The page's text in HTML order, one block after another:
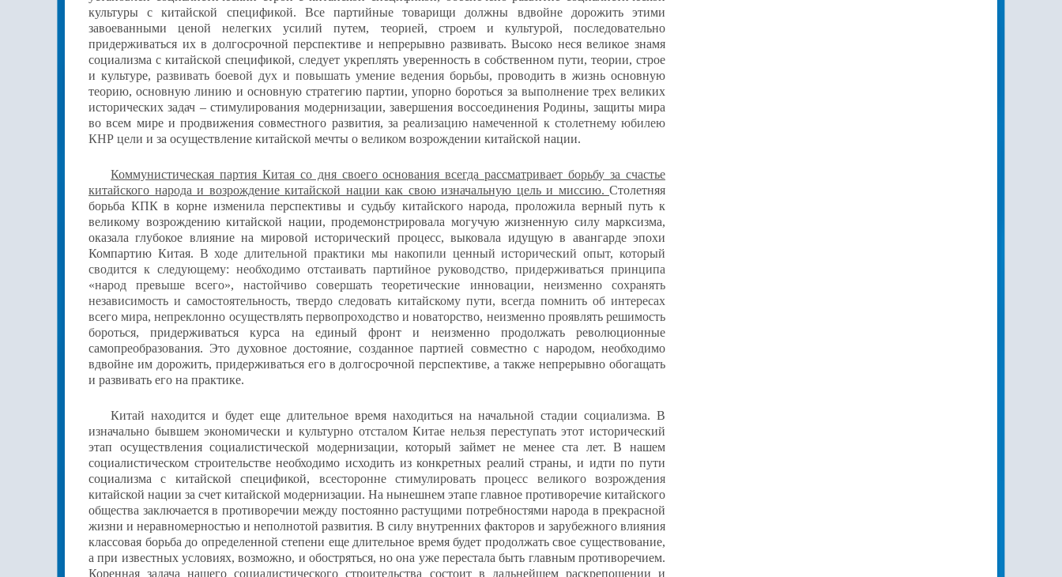
культуры с китайской спецификой. Все партийные товарищи должны вдвойне дорожить этими
завоеванными ценой нелегких усилий путем, теорией, строем и культурой, последовательно
придерживаться их в долгосрочной перспективе и непрерывно развивать. Высоко неся великое знамя
социализма с китайской спецификой, следует укреплять уверенность в собственном пути, теории, строе
и культуре, развивать боевой дух и повышать умение ведения борьбы, проводить в жизнь основную
теорию, основную линию и основную стратегию партии, упорно бороться за выполнение трех великих
исторических задач – стимулирования модернизации, завершения воссоединения Родины, защиты мира
во всем мире и продвижения совместного развития, за реализацию намеченной к столетнему юбилею
КНР цели и за осуществление китайской мечты о великом возрождении китайской нации.
Коммунистическая партия Китая со дня своего основания всегда рассматривает борьбу за счастье
китайского народа и возрождение китайской нации как свою изначальную цель и миссию. Столетняя
борьба КПК в корне изменила перспективы и судьбу китайского народа, проложила верный путь к
великому возрождению китайской нации, продемонстрировала могучую жизненную силу марксизма,
оказала глубокое влияние на мировой исторический процесс, выковала идущую в авангарде эпохи
Компартию Китая. В ходе длительной практики мы накопили ценный исторический опыт, который
сводится к следующему: необходимо отстаивать партийное руководство, придерживаться принципа
«народ превыше всего», настойчиво совершать теоретические инновации, неизменно сохранять
независимость и самостоятельность, твердо следовать китайскому пути, всегда помнить об интересах
всего мира, непреклонно осуществлять первопроходство и новаторство, неизменно проявлять решимость
бороться, придерживаться курса на единый фронт и неизменно продолжать революционные
самопреобразования. Это духовное достояние, созданное партией совместно с народом, необходимо
вдвойне им дорожить, придерживаться его в долгосрочной перспективе, а также непрерывно обогащать
и развивать его на практике.
Китай находится и будет еще длительное время находиться на начальной стадии социализма. В
изначально бывшем экономически и культурно отсталом Китае нельзя переступать этот исторический
этап осуществления социалистической модернизации, который займет не менее ста лет. В нашем
социалистическом строительстве необходимо исходить из конкретных реалий страны, и идти по пути
социализма с китайской спецификой, всесторонне стимулировать процесс великого возрождения
китайской нации за счет китайской модернизации. На нынешнем этапе главное противоречие китайского
общества заключается в противоречии между постоянно растущими потребностями народа в прекрасной
жизни и неравномерностью и неполнотой развития. В силу внутренних факторов и зарубежного влияния
классовая борьба до определенной степени еще длительное время будет продолжать свое существование,
а при известных условиях, возможно, и обостряться, но она уже перестала быть главным противоречием.
Коренная задача нашего социалистического строительства состоит в дальнейшем раскрепощении и